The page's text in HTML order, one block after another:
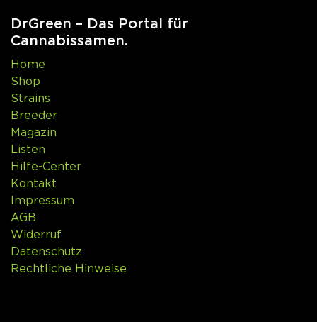
DrGreen – Das Portal für
Cannabissamen.
Home
Shop
Strains
Breeder
Magazin
Listen
Hilfe-Center
Kontakt
Impressum
AGB
Widerruf
Datenschutz
Rechtliche Hinweise